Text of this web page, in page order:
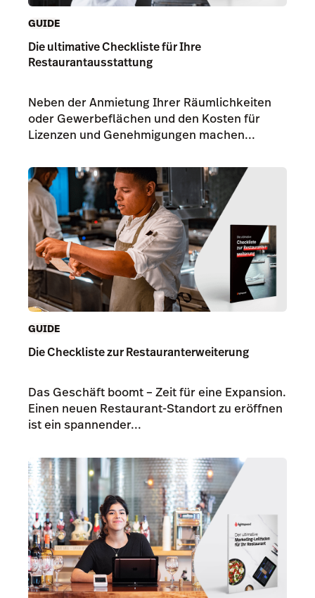
GUIDE
Die ultimative Checkliste für Ihre
Restaurantausstattung
Neben der Anmietung Ihrer Räumlichkeiten
oder Gewerbeflächen und den Kosten für
Lizenzen und Genehmigungen machen...
GUIDE
Die Checkliste zur Restauranterweiterung
Das Geschäft boomt – Zeit für eine Expansion.
Einen neuen Restaurant-Standort zu eröffnen
ist ein spannender...